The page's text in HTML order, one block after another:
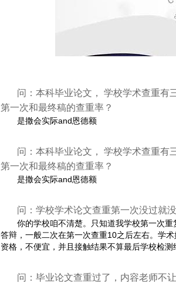
问：本科毕业论文， 学校学术查重有
第一次和最终稿的查重率？
是撒会实际and恩德额
问：本科毕业论文， 学校学术查重有
第一次和最终稿的查重率？
是撒会实际and恩德额
问：学校学术论文查重第一次没过就
你的学校咱不清楚。只知道我学校第一次
答辩，一般二次在第一次查重10之后左右。学
资格，不便宜，并且接触结果不算最后学校检测
问：毕业论文查重过了，内容老师不